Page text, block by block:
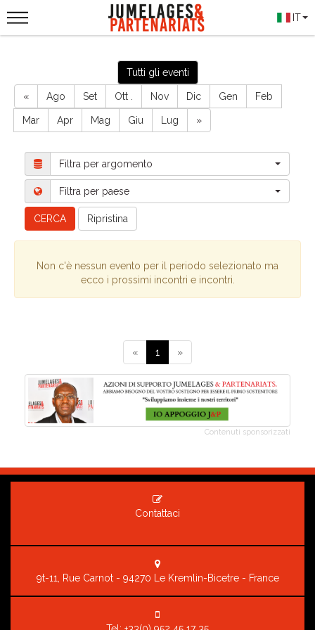
IT
Tutti gli eventi
« Ago Set Ott . Nov Dic Gen Feb
Mar Apr Mag Giu Lug »
Filtra per argomento
Filtra per paese
CERCA Ripristina
Non c'è nessun evento per il periodo selezionato ma
ecco i prossimi incontri e incontri.
« 1 »
Contenuti sponsorizzati
Contattaci
9t-11, Rue Carnot - 94270 Le Kremlin-Bicetre - France